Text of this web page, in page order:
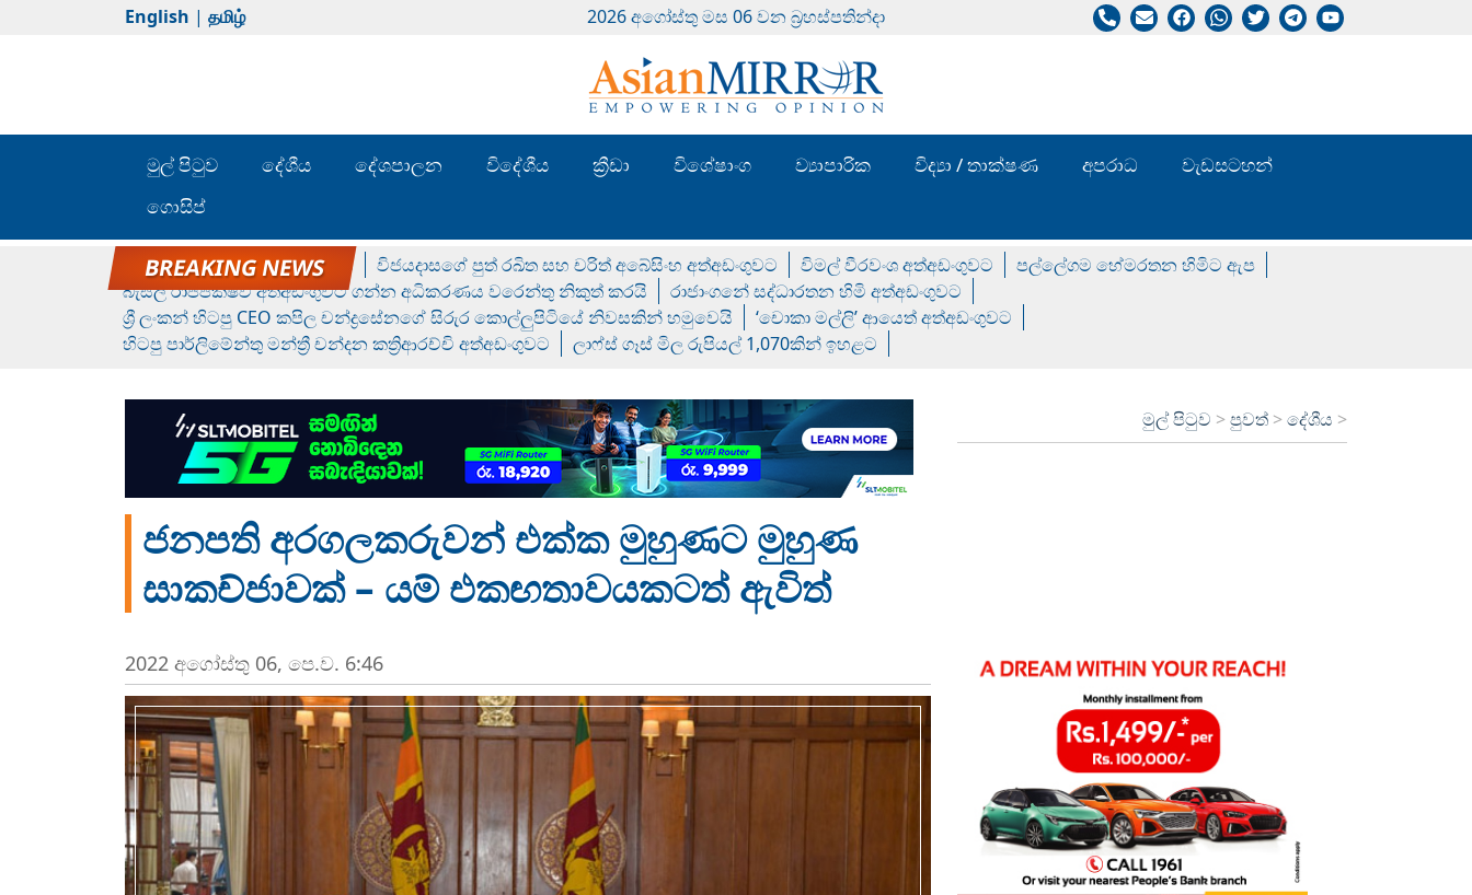
English | தமிழ் 2026 අගෝස්‍තු මස 06 වන බ්‍රහස්පතින්දා
මුල් පිටුව දේශීය දේශපාලන විදේශීය ක්‍රීඩා විශේෂාංග ව්‍යාපාරික විද්‍යා / තාක්ෂණ අපරාධ
වැඩසටහන්
ගොසිප්
රන් ගෙනා රුමේෂ්ගේ හෙල්ලය විජයදාසගේ පුත් රඛිත සහ චරිත් අබේසිංහ අත්අඩංගුවට විමල් වීරවංශ අත්අඩංගුවට
පල්ලේගම හේමරතන හිමිට ඇප
බැසිල් රාජපක්ෂව අත්අඩංගුවට ගන්න අධිකරණය වරෙන්තු නිකුත් කරයි
රාජාංගනේ සද්ධාරතන හිමි අත්අඩංගුවට
ශ්‍රී ලංකන් හිටපු CEO කපිල චන්ද්‍රසේනගේ සිරුර කොල්ලුපිටියේ නිවසකින් හමුවෙයි
‘චොකා මල්ලි’ ආයෙත් අත්අඩංගුවට
හිටපු පාර්ලිමේන්තු මන්ත්‍රී චන්දන කත්‍රිආරච්චි අත්අඩංගුවට
ලාෆ්ස් ගෑස් මිල රුපියල් 1,070කින් ඉහළට
ජනපති අරගලකරුවන් එක්ක මුහුණට මුහුණ
සාකච්ජාවක් – යම් එකඟතාවයකටත් ඇවිත්
මුල් පිටුව >පුවත් >දේශීය >
2022 අගෝස්‍තු 06, පෙ.ව. 6:46